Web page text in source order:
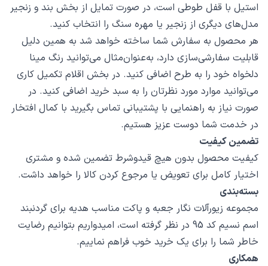
استیل با قفل طوطی است، در صورت تمایل از بخش بند و زنجیر
مدل‌های دیگری از زنجیر یا مهره سنگ را انتخاب کنید.
هر محصول به سفارش شما ساخته خواهد شد به همین دلیل
قابلیت سفارشی‌سازی دارد، به‌عنوان‌مثال می‌توانید رنگ مینا
دلخواه خود را به طرح اضافی کنید. در بخش اقلام تکمیل کاری
می‌توانید موارد مورد نظرتان را به سبد خرید اضافی کنید. در
صورت نیاز به راهنمایی با پشتیبانی تماس بگیرید با کمال افتخار
در خدمت شما دوست عزیز هستیم.
تضمین کیفیت
کیفیت محصول بدون هیچ قیدوشرط تضمین شده و مشتری
اختیار کامل برای تعویض یا مرجوع کردن کالا را خواهد داشت.
بسته‌بندی
مجموعه زیورآلات نگار جعبه و پاکت مناسب هدیه برای گردنبند
اسم نسیم کد 95 در نظر گرفته است، امیدواریم بتوانیم رضایت
خاطر شما را برای یک خرید خوب فراهم نماییم.
همکاری